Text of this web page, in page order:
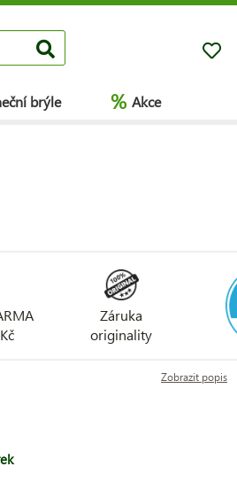
brýle % Akce
Záruka
originality
Zobrazit popis